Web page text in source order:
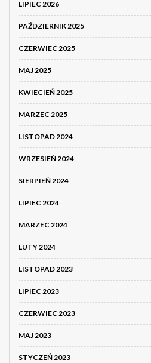
LIPIEC 2026
PAŹDZIERNIK 2025
CZERWIEC 2025
MAJ 2025
KWIECIEŃ 2025
MARZEC 2025
LISTOPAD 2024
WRZESIEŃ 2024
SIERPIEŃ 2024
LIPIEC 2024
MARZEC 2024
LUTY 2024
LISTOPAD 2023
LIPIEC 2023
CZERWIEC 2023
MAJ 2023
STYCZEŃ 2023